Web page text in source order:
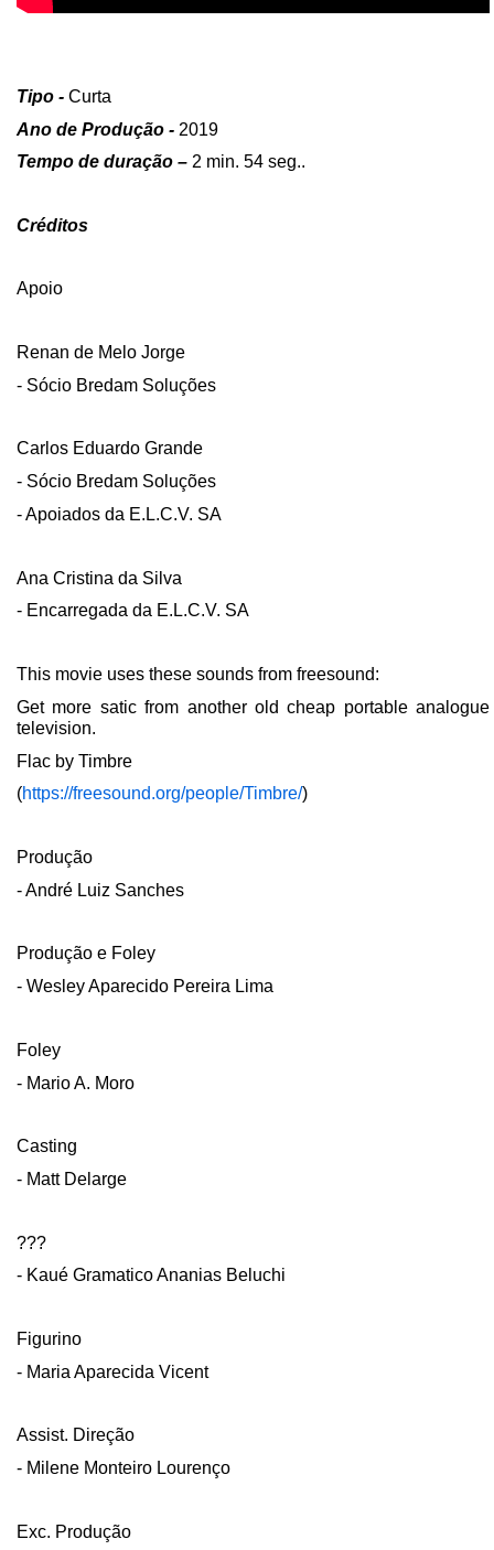
Tipo - Curta
Ano de Produção - 2019
Tempo de duração – 2 min. 54 seg..
Créditos
Apoio
Renan de Melo Jorge
- Sócio Bredam Soluções
Carlos Eduardo Grande
- Sócio Bredam Soluções
- Apoiados da E.L.C.V. SA
Ana Cristina da Silva
- Encarregada da E.L.C.V. SA
This movie uses these sounds from freesound:
Get more satic from another old cheap portable analogue
television.
Flac by Timbre
(https://freesound.org/people/Timbre/)
Produção
- André Luiz Sanches
Produção e Foley
- Wesley Aparecido Pereira Lima
Foley
- Mario A. Moro
Casting
- Matt Delarge
???
- Kaué Gramatico Ananias Beluchi
Figurino
- Maria Aparecida Vicent
Assist. Direção
- Milene Monteiro Lourenço
Exc. Produção